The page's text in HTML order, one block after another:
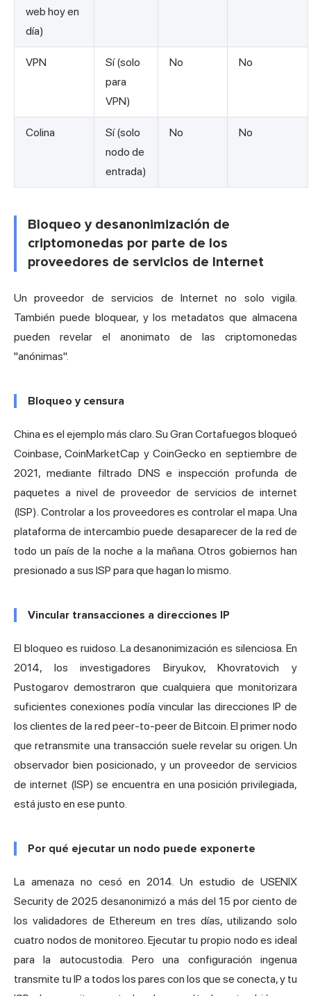
web hoy en
día)
VPN
Sí (solo
para
VPN)
No No
Colina
Sí (solo
nodo de
entrada)
No No
Bloqueo y desanonimización de
criptomonedas por parte de los
proveedores de servicios de Internet
Un proveedor de servicios de Internet no solo vigila.
También puede bloquear, y los metadatos que almacena
pueden revelar el anonimato de las criptomonedas
"anónimas".
Bloqueo y censura
China es el ejemplo más claro. Su Gran Cortafuegos bloqueó
Coinbase, CoinMarketCap y CoinGecko en septiembre de
2021, mediante filtrado DNS e inspección profunda de
paquetes a nivel de proveedor de servicios de internet
(ISP). Controlar a los proveedores es controlar el mapa. Una
plataforma de intercambio puede desaparecer de la red de
todo un país de la noche a la mañana. Otros gobiernos han
presionado a sus ISP para que hagan lo mismo.
Vincular transacciones a direcciones IP
El bloqueo es ruidoso. La desanonimización es silenciosa. En
2014, los investigadores Biryukov, Khovratovich y
Pustogarov demostraron que cualquiera que monitorizara
suficientes conexiones podía vincular las direcciones IP de
los clientes de la red peer-to-peer de Bitcoin. El primer nodo
que retransmite una transacción suele revelar su origen. Un
observador bien posicionado, y un proveedor de servicios
de internet (ISP) se encuentra en una posición privilegiada,
está justo en ese punto.
Por qué ejecutar un nodo puede exponerte
La amenaza no cesó en 2014. Un estudio de USENIX
Security de 2025 desanonimizó a más del 15 por ciento de
los validadores de Ethereum en tres días, utilizando solo
cuatro nodos de monitoreo. Ejecutar tu propio nodo es ideal
para la autocustodia. Pero una configuración ingenua
transmite tu IP a todos los pares con los que se conecta, y tu